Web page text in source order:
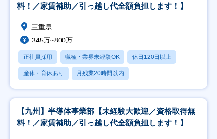
料！／家賃補助／引っ越し代全額負担します！】
三重県
345万~800万
正社員採用 職種・業界未経験OK 休日120日以上
産休・育休あり 月残業20時間以内
【九州】半導体事業部【未経験大歓迎／資格取得無
料！／家賃補助／引っ越し代全額負担します！】